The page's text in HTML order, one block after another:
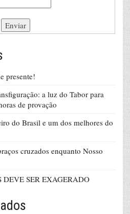
presente!
a luz do Tabor para
de provação
do Brasil e um dos melhores do
cruzados enquanto Nosso
DEVE SER EXAGERADO